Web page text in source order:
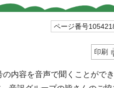
ページ番号
印刷
内容を音声で聞くことができ